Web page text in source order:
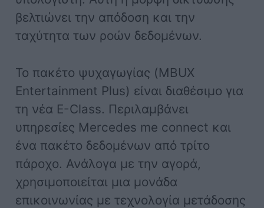
βελτιώνει την απόδοση και την
ταχύτητα των ροών δεδομένων.
Το πακέτο ψυχαγωγίας (MBUX
Entertainment Plus) είναι διαθέσιμο για
τη νέα E-Class. Περιλαμβάνει
υπηρεσίες Mercedes me connect και
ένα πακέτο δεδομένων από τρίτο
πάροχο. Ανάλογα με την αγορά,
χρησιμοποιείται μια μονάδα
επικοινωνίας με τεχνολογία μετάδοσης